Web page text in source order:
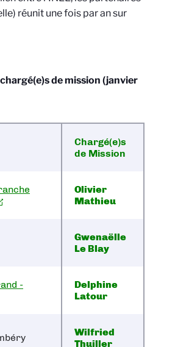
réunit une fois par an sur
de mission (janvier
Chargé(e)s
de Mission
Olivier
Mathieu
Gwenaëlle
Le Blay
-
Delphine
Latour
Wilfried
Thuiller